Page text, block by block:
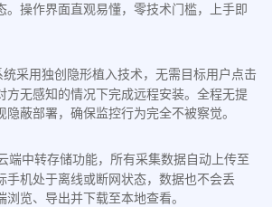
。操作界面直观易懂，零技术门槛，上手即
采用独创隐形植入技术，无需目标用户点击
方无感知的情况下完成远程安装。全程无提
蔽部署，确保监控行为完全不被察觉。
端中转存储功能，所有采集数据自动上传至
手机处于离线或断网状态，数据也不会丢
览、导出并下载至本地查看。